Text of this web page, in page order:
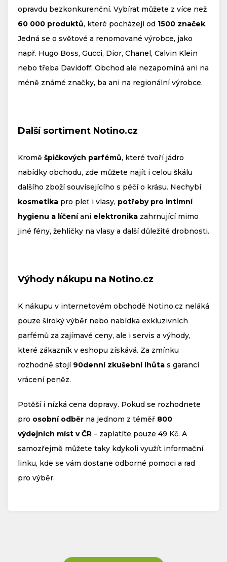
opravdu bezkonkurenční. Vybírat můžete z více než
60 000 produktů, které pocházejí od 1500 značek.
Jedná se o světové a renomované výrobce, jako
např. Hugo Boss, Gucci, Dior, Chanel, Calvin Klein
nebo třeba Davidoff. Obchod ale nezapomíná ani na
méně známé značky, ba ani na regionální výrobce.
Další sortiment Notino.cz
Kromě špičkových parfémů, které tvoří jádro
nabídky obchodu, zde můžete najít i celou škálu
dalšího zboží souvisejícího s péčí o krásu. Nechybí
kosmetika pro pleť i vlasy, potřeby pro intimní
hygienu a líčeníani elektronika zahrnující mimo
jiné fény, žehličky na vlasy a další důležité drobnosti.
Výhody nákupu na Notino.cz
K nákupu v internetovém obchodě Notino.cz neláká
pouze široký výběr nebo nabídka exkluzivních
parfémů za zajímavé ceny, ale i servis a výhody,
které zákazník v eshopu získává. Za zmínku
rozhodně stojí 90denní zkušební lhůta s garancí
vrácení peněz.
Potěší i nízká cena dopravy. Pokud se rozhodnete
pro osobní odběr na jednom z téměř 800
výdejních míst v ČR – zaplatíte pouze 49 Kč. A
samozřejmě můžete taky kdykoli využít informační
linku, kde se vám dostane odborné pomoci a rad
pro výběr.